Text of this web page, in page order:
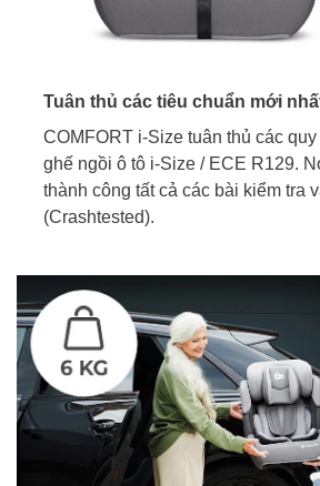
Tuân thủ các tiêu chuẩn mới
COMFORT i-Size tuân thủ các
ghế ngồi ô tô i-Size / ECE R129.
thành công tất cả các bài kiểm tra
(Crashtested).